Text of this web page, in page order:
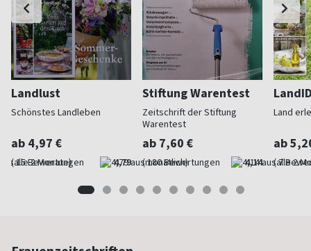
Landlust
Schönstes Landleben
ab 4,97 €
(alle 2 Monate) 4,79
Stiftung Warentest
Zeitschrift der Stiftung
Warentest
ab 7,60 €
(monatlich) 4,14
Land
ab
(alle 2